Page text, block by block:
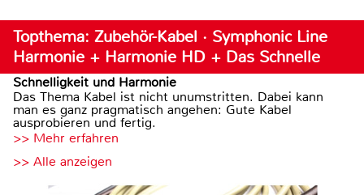
Topthema: Zubehör-Kabel · Symphonic Line
Harmonie + Harmonie HD + Das Schnelle
Schnelligkeit und Harmonie
Das Thema Kabel ist nicht unumstritten. Dabei kann
man es ganz pragmatisch angehen: Gute Kabel
ausprobieren und fertig.
>> Mehr erfahren
>> Alle anzeigen